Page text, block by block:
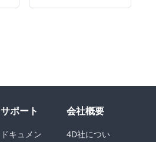
サポート
ドキュメン
会社概要
4D社につい